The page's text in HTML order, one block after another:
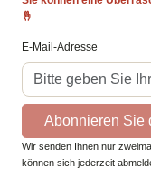
🤞
E-Mail-Adresse
Abonnieren Sie
Wir senden Ihnen nur
können sich jederzeit